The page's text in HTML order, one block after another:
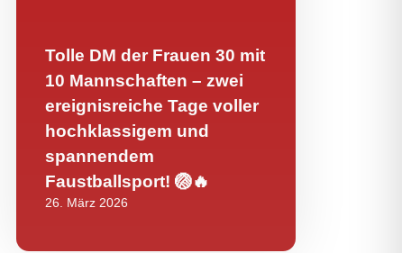
Tolle DM der Frauen 30 mit
10 Mannschaften – zwei
ereignisreiche Tage voller
hochklassigem und
spannendem
Faustballsport! 🏐🔥
26. März 2026